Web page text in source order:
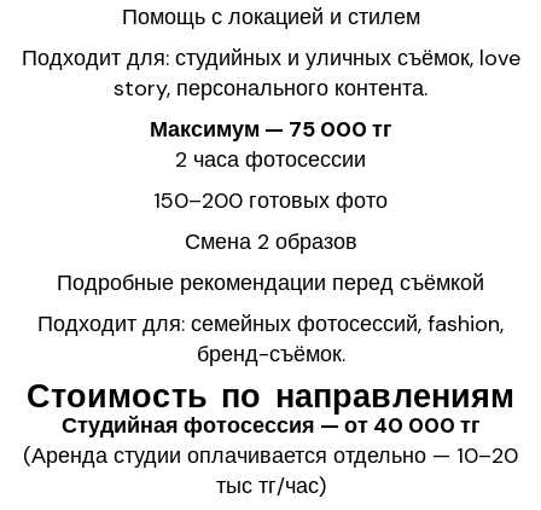
Помощь с локацией и стилем
Подходит для: студийных и уличных съёмок, love
story, персонального контента.
Максимум — 75 000 тг
2 часа фотосессии
150–200 готовых фото
Смена 2 образов
Подробные рекомендации перед съёмкой
Подходит для: семейных фотосессий, fashion,
бренд-съёмок.
Стоимость по направлениям
Студийная фотосессия — от 40 000 тг
(Аренда студии оплачивается отдельно — 10–20
тыс тг/час)